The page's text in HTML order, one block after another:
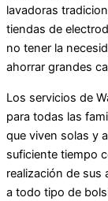
lavadoras
tiendas de
no tener la
ahorrar grandes
Los servicios de
para todas las
que viven solas y
suficiente tiempo
realización de sus
a todo tipo de